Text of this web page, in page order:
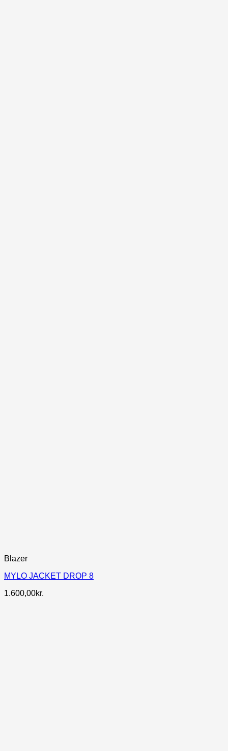
Blazer
MYLO JACKET DROP 8
1.600,00kr.